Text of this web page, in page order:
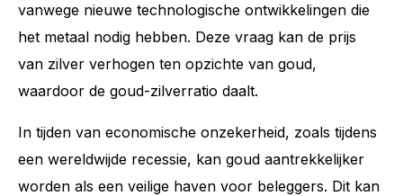
vanwege nieuwe technologische ontwikkelingen die
het metaal nodig hebben. Deze vraag kan de prijs
van zilver verhogen ten opzichte van goud,
waardoor de goud-zilverratio daalt.
In tijden van economische onzekerheid, zoals tijdens
een wereldwijde recessie, kan goud aantrekkelijker
worden als een veilige haven voor beleggers. Dit kan